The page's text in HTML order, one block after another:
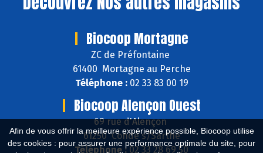
Afin de vous offrir la meilleure expérience possible, Biocoop utilise
des cookies : pour assurer une performance optimale du site, pour
Biocoop Mortagne
ZC de Préfontaine
61400 Mortagne au Perche
Téléphone :02 33 83 00 19
Biocoop Alençon Ouest
69 rue d'Alençon
61250 Condé s/Sarthe
Téléphone : 02 33 28 69 50